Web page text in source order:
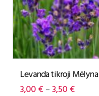
Levanda tikroji Mėlyna
3,00€ – 3,50€